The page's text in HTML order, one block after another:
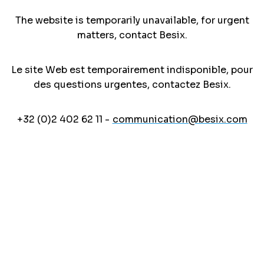
The website is temporarily unavailable, for urgent
matters, contact Besix.
Le site Web est temporairement indisponible, pour
des questions urgentes, contactez Besix.
+32 (0)2 402 62 11 - communication@besix.com